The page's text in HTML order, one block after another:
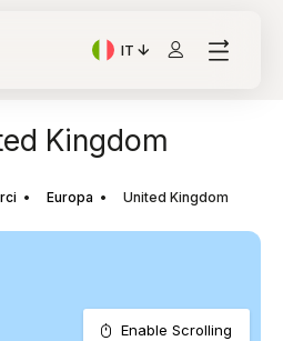
IT
Lingua corrente:
Kingdom
Europa United Kingdom
Enable Scrolling